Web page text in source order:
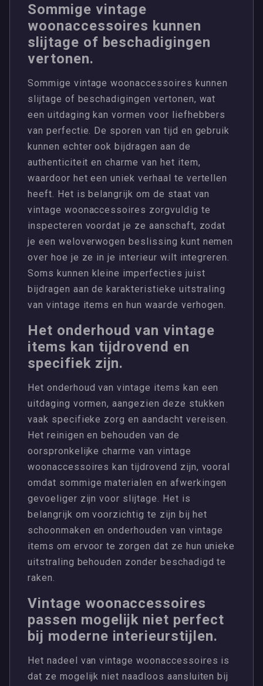
Sommige vintage
woonaccessoires kunnen
slijtage of beschadigingen
vertonen.
Sommige vintage woonaccessoires kunnen
slijtage of beschadigingen vertonen, wat
een uitdaging kan vormen voor liefhebbers
van perfectie. De sporen van tijd en gebruik
kunnen echter ook bijdragen aan de
authenticiteit en charme van het item,
waardoor het een uniek verhaal te vertellen
heeft. Het is belangrijk om de staat van
vintage woonaccessoires zorgvuldig te
inspecteren voordat je ze aanschaft, zodat
je een weloverwogen beslissing kunt nemen
over hoe je ze in je interieur wilt integreren.
Soms kunnen kleine imperfecties juist
bijdragen aan de karakteristieke uitstraling
van vintage items en hun waarde verhogen.
Het onderhoud van vintage
items kan tijdrovend en
specifiek zijn.
Het onderhoud van vintage items kan een
uitdaging vormen, aangezien deze stukken
vaak specifieke zorg en aandacht vereisen.
Het reinigen en behouden van de
oorspronkelijke charme van vintage
woonaccessoires kan tijdrovend zijn, vooral
omdat sommige materialen en afwerkingen
gevoeliger zijn voor slijtage. Het is
belangrijk om voorzichtig te zijn bij het
schoonmaken en onderhouden van vintage
items om ervoor te zorgen dat ze hun unieke
uitstraling behouden zonder beschadigd te
raken.
Vintage woonaccessoires
passen mogelijk niet perfect
bij moderne interieurstijlen.
Het nadeel van vintage woonaccessoires is
dat ze mogelijk niet naadloos aansluiten bij